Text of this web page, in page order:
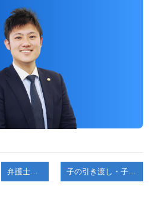
子の引き渡し・子の監護者指定